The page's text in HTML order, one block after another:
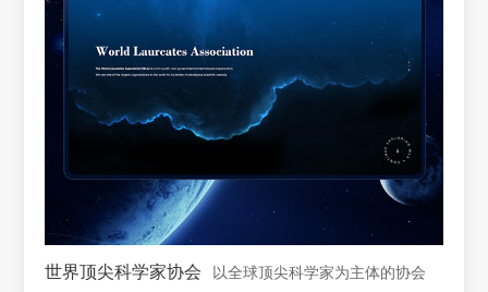
世界顶尖科学家协会 以全球顶尖科学家为主体的协会